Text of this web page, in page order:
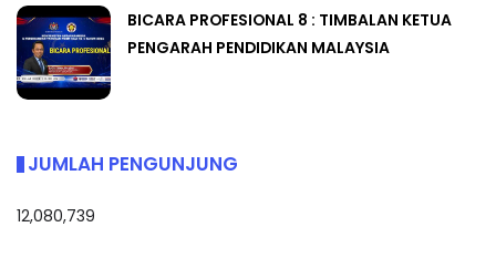
BICARA PROFESIONAL 8 : TIMBALAN KETUA
PENGARAH PENDIDIKAN MALAYSIA
JUMLAH PENGUNJUNG
12,080,739